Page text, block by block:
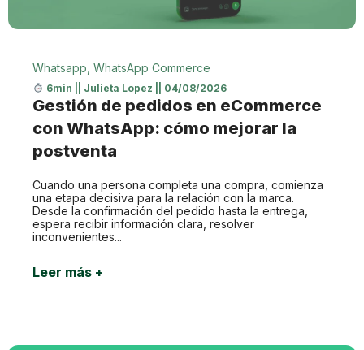
Whatsapp WhatsApp Commerce
6min Julieta Lopez 04/08/2026
Gestión de pedidos en eCommerce
con WhatsApp: cómo mejorar la
postventa
Cuando una persona completa una compra, comienza
una etapa decisiva para la relación con la marca.
Desde la confirmación del pedido hasta la entrega,
espera recibir información clara, resolver
inconvenientes...
Leer más +